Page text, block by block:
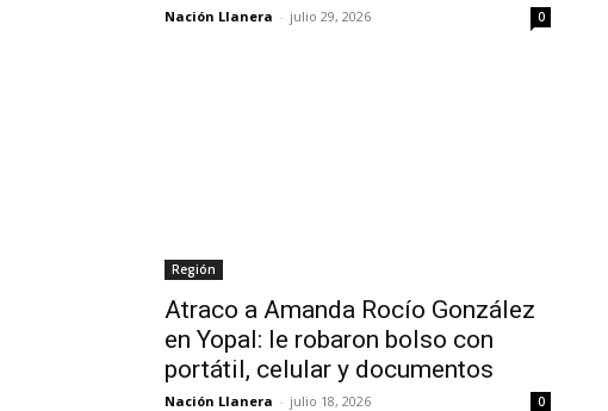
Nación Llanera - julio 29, 2026 0
Región
Atraco a Amanda Rocío González
en Yopal: le robaron bolso con
portátil, celular y documentos
Nación Llanera - julio 18, 2026 0